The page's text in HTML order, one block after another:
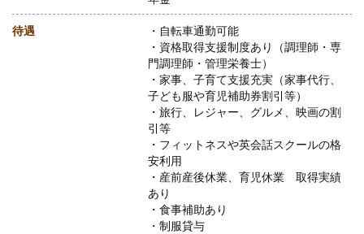
待遇
・自転車通勤可能
・資格取得支援制度あり（調理師・専
門調理師・管理栄養士）
・家事、子育て支援充実（家事代行、
子ども服や育児補助券割引等）
・旅行、レジャー、グルメ、映画の割
引等
・フィットネスや英会話スクールの格
安利用
・産前産後休業、育児休業 取得実績
あり
・食事補助あり
・制服貸与